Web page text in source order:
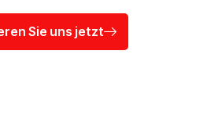
Sie uns jetzt